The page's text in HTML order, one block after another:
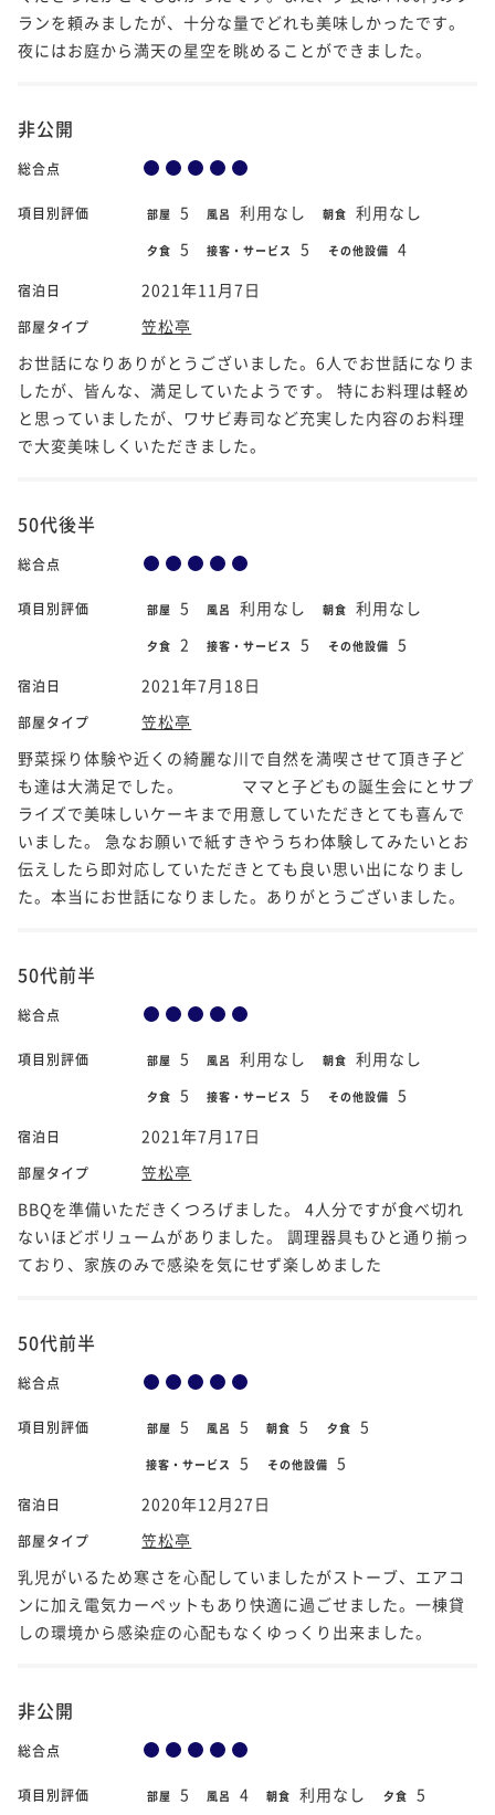
ランを頼みましたが、十分な量でどれも美味しかったです。
夜にはお庭から満天の星空を眺めることができました。
非公開
総合点
項目別評価 部屋 5 風呂 利用なし 朝食 利用なし
夕食 5 接客・サービス 5 その他設備 4
宿泊日 2021年11月7日
部屋タイプ
笠松亭
お世話になりありがとうございました。6人でお世話になりま
したが、皆んな、満足していたようです。 特にお料理は軽め
と思っていましたが、ワサビ寿司など充実した内容のお料理
で大変美味しくいただきました。
50代後半
総合点
項目別評価 部屋 5 風呂 利用なし 朝食 利用なし
夕食 2 接客・サービス 5 その他設備 5
宿泊日 2021年7月18日
部屋タイプ
笠松亭
野菜採り体験や近くの綺麗な川で自然を満喫させて頂き子ど
も達は大満足でした。 ママと子どもの誕生会にとサプ
ライズで美味しいケーキまで用意していただきとても喜んで
いました。 急なお願いで紙すきやうちわ体験してみたいとお
伝えしたら即対応していただきとても良い思い出になりまし
た。本当にお世話になりました。ありがとうございました。
50代前半
総合点
項目別評価 部屋 5 風呂 利用なし 朝食 利用なし
夕食 5 接客・サービス 5 その他設備 5
宿泊日 2021年7月17日
部屋タイプ
笠松亭
BBQを準備いただきくつろげました。 4人分ですが食べ切れ
ないほどボリュームがありました。 調理器具もひと通り揃っ
ており、家族のみで感染を気にせず楽しめました
50代前半
総合点
項目別評価 部屋 5 風呂 5 朝食 5 夕食 5
接客・サービス 5 その他設備 5
宿泊日 2020年12月27日
部屋タイプ
笠松亭
乳児がいるため寒さを心配していましたがストーブ、エアコ
ンに加え電気カーペットもあり快適に過ごせました。一棟貸
しの環境から感染症の心配もなくゆっくり出来ました。
非公開
総合点
項目別評価 部屋 5 風呂 4 朝食 利用なし 夕食 5